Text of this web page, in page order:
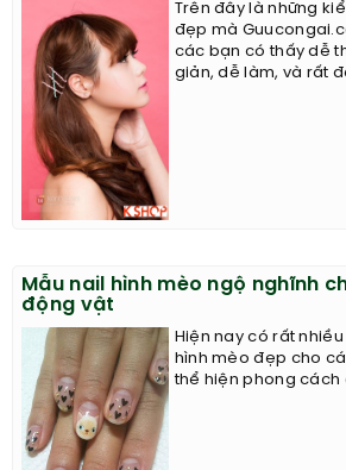
Trên đây là những
đẹp mà
các bạn có thấy dễ
giản, dễ làm, và rất
Mẫu nail hình mèo ngộ nghĩnh
động vật
Hiện nay có rất
hình mèo đẹp cho
thể hiện phong cách